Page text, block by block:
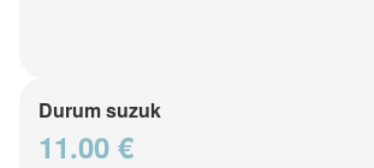
Durum suzuk
11.00 €